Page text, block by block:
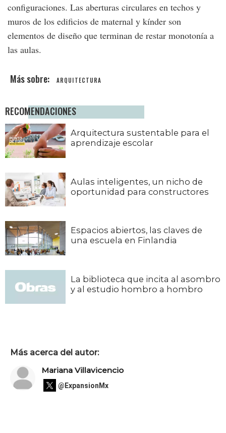
configuraciones. Las aberturas circulares en techos y
muros de los edificios de maternal y kínder son
elementos de diseño que terminan de restar monotonía a
las aulas.
ARQUITECTURA
RECOMENDACIONES
Arquitectura sustentable para el
aprendizaje escolar
Aulas inteligentes, un nicho de
oportunidad para constructores
Espacios abiertos, las claves de
una escuela en Finlandia
La biblioteca que incita al asombro
y al estudio hombro a hombro
Más acerca del autor:
Mariana Villavicencio
@ExpansionMx